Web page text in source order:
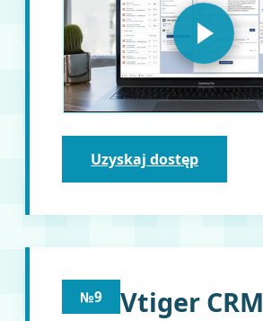
Uzyskaj dostęp
№9 Vtiger CRM